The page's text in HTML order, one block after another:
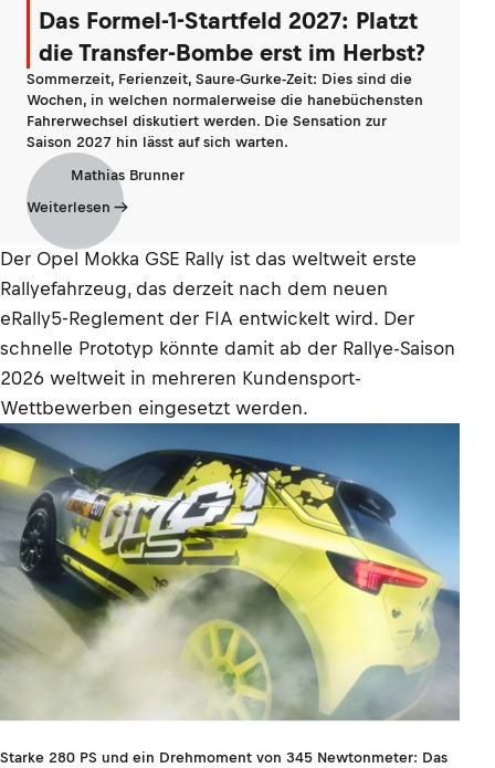
Das Formel-1-Startfeld 2027: Platzt
die Transfer-Bombe erst im Herbst?
Sommerzeit, Ferienzeit, Saure-Gurke-Zeit: Dies sind die
Wochen, in welchen normalerweise die hanebüchensten
Fahrerwechsel diskutiert werden. Die Sensation zur
Saison 2027 hin lässt auf sich warten.
Mathias Brunner
Weiterlesen
Der Opel Mokka GSE Rally ist das weltweit erste
Rallyefahrzeug, das derzeit nach dem neuen
eRally5-Reglement der FIA entwickelt wird. Der
schnelle Prototyp könnte damit ab der Rallye-Saison
2026 weltweit in mehreren Kundensport-
Wettbewerben eingesetzt werden.
Starke 280 PS und ein Drehmoment von 345 Newtonmeter: Das